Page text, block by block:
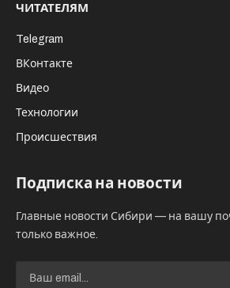
ЧИТАТЕЛЯМ
Telegram
ВКонтакте
Видео
Технологии
Происшествия
Подписка на новости
Главные новости Сибири — на вашу
только важное.